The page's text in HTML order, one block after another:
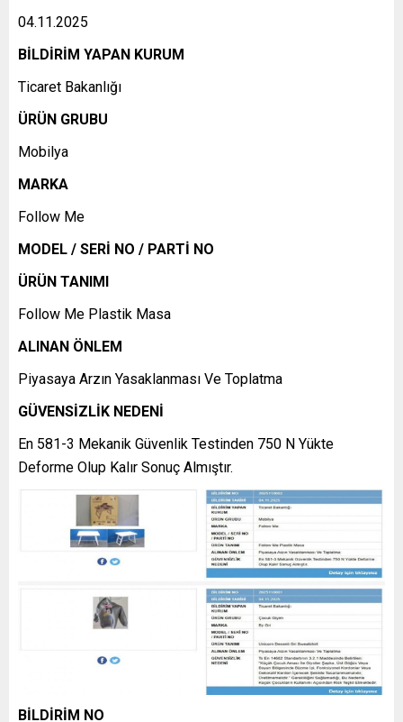
04.11.2025
BİLDİRİM YAPAN KURUM
Ticaret Bakanlığı
ÜRÜN GRUBU
Mobilya
MARKA
Follow Me
MODEL / SERİ NO / PARTİ NO
ÜRÜN TANIMI
Follow Me Plastik Masa
ALINAN ÖNLEM
Piyasaya Arzın Yasaklanması Ve Toplatma
GÜVENSİZLİK NEDENİ
En 581-3 Mekanik Güvenlik Testinden 750 N Yükte
Deforme Olup Kalır Sonuç Almıştır.
BİLDİRİM NO